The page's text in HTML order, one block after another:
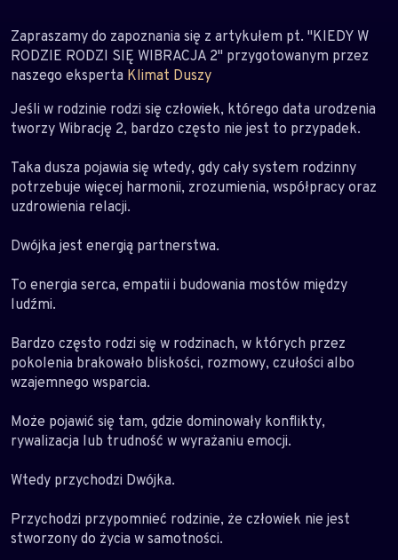
Zapraszamy do zapoznania się z artykułem pt. "KIEDY W
RODZIE RODZI SIĘ WIBRACJA 2" przygotowanym przez
naszego eksperta Klimat Duszy
Jeśli w rodzinie rodzi się człowiek, którego data urodzenia
tworzy Wibrację 2, bardzo często nie jest to przypadek.
Taka dusza pojawia się wtedy, gdy cały system rodzinny
potrzebuje więcej harmonii, zrozumienia, współpracy oraz
uzdrowienia relacji.
Dwójka jest energią partnerstwa.
To energia serca, empatii i budowania mostów między
ludźmi.
Bardzo często rodzi się w rodzinach, w których przez
pokolenia brakowało bliskości, rozmowy, czułości albo
wzajemnego wsparcia.
Może pojawić się tam, gdzie dominowały konflikty,
rywalizacja lub trudność w wyrażaniu emocji.
Wtedy przychodzi Dwójka.
Przychodzi przypomnieć rodzinie, że człowiek nie jest
stworzony do życia w samotności.